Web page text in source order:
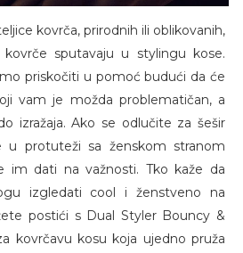
kovrča, prirodnih ili oblikovanih,
sputavaju u stylingu kose.
priskočiti u pomoć budući da će
vam je možda problematičan, a
izražaja. Ako se odlučite za šešir
u protuteži sa ženskom stranom
im dati na važnosti. Tko kaže da
izgledati cool i ženstveno na
postići s Dual Styler Bouncy &
kovrčavu kosu koja ujedno pruža